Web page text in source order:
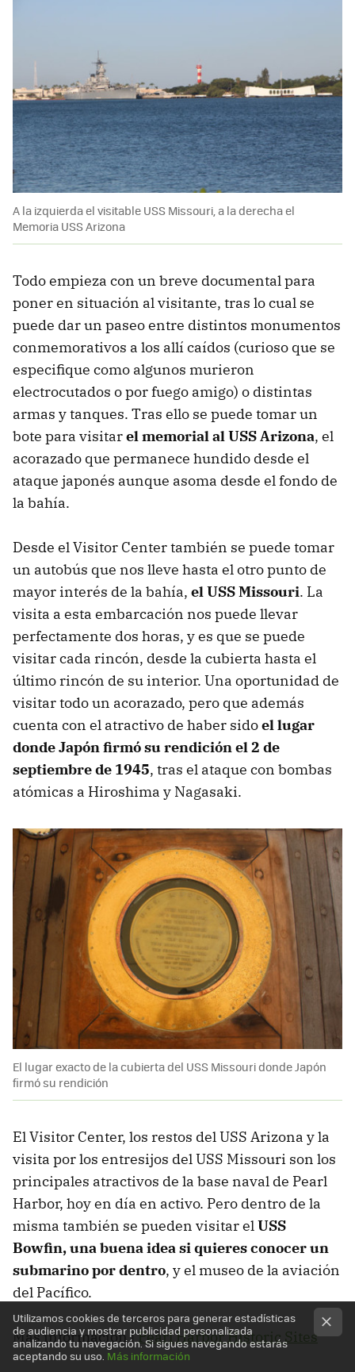
A la izquierda el visitable USS Missouri, a la derecha el
Memoria USS Arizona
Todo empieza con un breve documental para
poner en situación al visitante, tras lo cual se
puede dar un paseo entre distintos monumentos
conmemorativos a los allí caídos (curioso que se
especifique como algunos murieron
electrocutados o por fuego amigo) o distintas
armas y tanques. Tras ello se puede tomar un
bote para visitarel memorial al USS Arizona, el
acorazado que permanece hundido desde el
ataque japonés aunque asoma desde el fondo de
la bahía.
Desde el Visitor Center también se puede tomar
un autobús que nos lleve hasta el otro punto de
mayor interés de la bahía, el USS Missouri. La
visita a esta embarcación nos puede llevar
perfectamente dos horas, y es que se puede
visitar cada rincón, desde la cubierta hasta el
último rincón de su interior. Una oportunidad de
visitar todo un acorazado, pero que además
cuenta con el atractivo de haber sidoel lugar
donde Japón firmó su rendición el 2 de
septiembre de 1945, tras el ataque con bombas
atómicas a Hiroshima y Nagasaki.
El lugar exacto de la cubierta del USS Missouri donde Japón
firmó su rendición
El Visitor Center, los restos del USS Arizona y la
visita por los entresijos del USS Missouri son los
principales atractivos de la base naval de Pearl
Harbor, hoy en día en activo. Pero dentro de la
misma también se pueden visitar el USS
Bowfin, una buena idea si quieres conocer un
submarino por dentro, y el museo de la aviación
del Pacífico.
Más información |Pearl Harbor Historic Sites
Utilizamos cookies de terceros para generar estadísticas
de audiencia y mostrar publicidad personalizada
analizando tu navegación. Si sigues navegando estarás
aceptando su uso. Más información